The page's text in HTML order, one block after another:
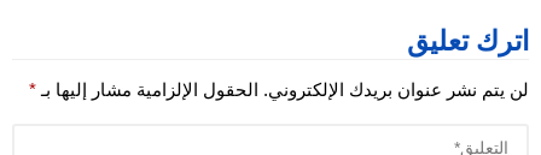
اترك تعليق
لن يتم نشر عنوان بريدك الإلكتروني. الحقول الإلزامية مشار إليها بـ *